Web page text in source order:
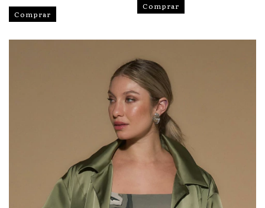
Comprar
Comprar